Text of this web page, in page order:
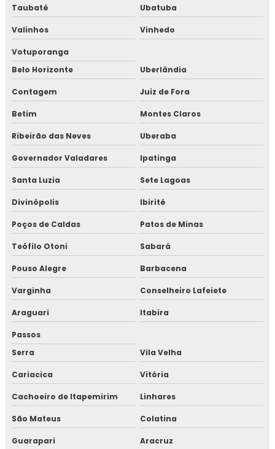
Taubaté Ubatuba
Valinhos Vinhedo
Votuporanga
Belo Horizonte
Uberlândia
Contagem Juiz de Fora
Betim Montes Claros
Ribeirão das Neves Uberaba
Governador Valadares Ipatinga
Santa Luzia Sete Lagoas
Divinópolis Ibirité
Poços de Caldas Patos de Minas
Teófilo Otoni Sabará
Pouso Alegre Barbacena
Varginha Conselheiro Lafeiete
Araguari Itabira
Passos
Serra
Vila Velha
Cariacica Vitória
Cachoeiro de Itapemirim Linhares
São Mateus Colatina
Guarapari Aracruz